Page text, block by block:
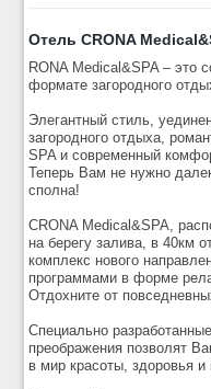
Отель CRONA
RONA Medical&SPA – это
формате загородного
Элегантный стиль,
загородного отдыха,
SPA и современный
Теперь Вам не нужно
сполна!
CRONA Medical&SPA,
на берегу залива, в 40км
комплекс нового
программами в форме
Отдохните от
Специально
преображения позволят
в мир красоты, здоровья